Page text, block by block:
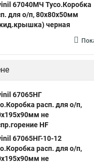
67040МЧ Тусо.Коробка
для о/п, 80х80х50мм
черная
67065НГ
расп. для о/п,
не
HF
67065НГ-10-12
расп. для о/п,
не